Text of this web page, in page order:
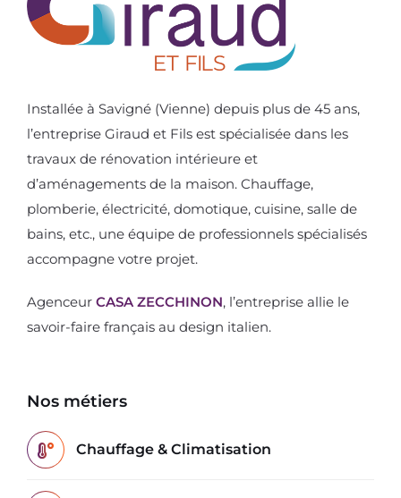
Installée à Savigné (Vienne) depuis plus de 45 ans,
l’entreprise Giraud et Fils est spécialisée dans les
travaux de rénovation intérieure et
d’aménagements de la maison. Chauffage,
plomberie, électricité, domotique, cuisine, salle de
bains, etc., une équipe de professionnels spécialisés
accompagne votre projet.
Agenceur CASA ZECCHINON, l’entreprise allie le
savoir-faire français au design italien.
Nos métiers
Chauffage & Climatisation